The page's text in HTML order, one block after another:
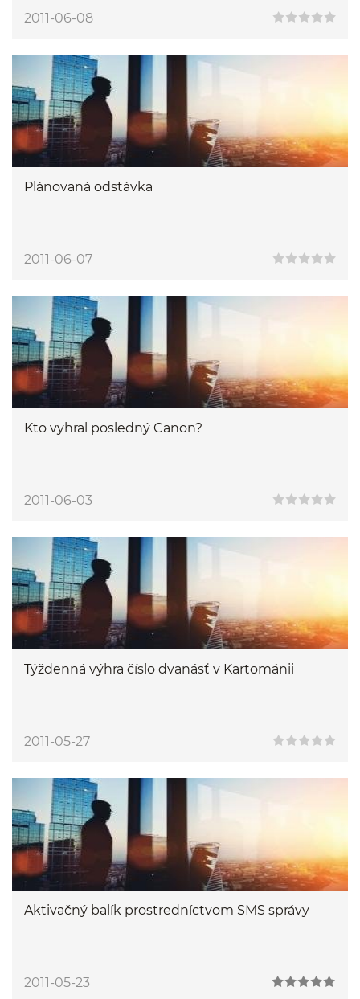
2011-06-08
Plánovaná odstávka
2011-06-07
Kto vyhral posledný Canon?
2011-06-03
Týždenná výhra číslo dvanásť v Kartománii
2011-05-27
Aktivačný balík prostredníctvom SMS správy
2011-05-23